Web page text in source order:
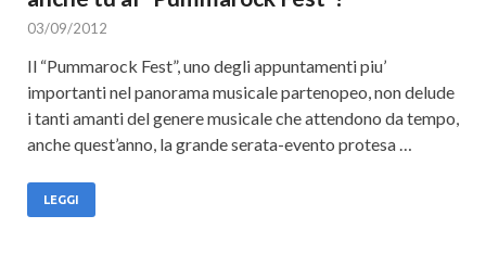
03/09/2012
Il “Pummarock Fest”, uno degli appuntamenti piu’
importanti nel panorama musicale partenopeo, non delude
i tanti amanti del genere musicale che attendono da tempo,
anche quest’anno, la grande serata-evento protesa …
LEGGI